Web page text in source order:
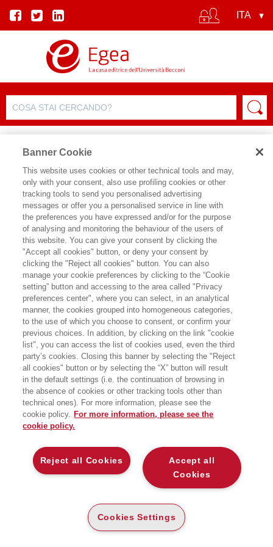
SCHEDA AUTORE
SADIQ KHAN
Sadiq Khan è il sindaco di Londra. Nato
e cresciuto a Tooting, un quartiere nel
sud della città, ha cominciato la sua
carriera come avvocato per i diritti
umani, prima di essere eletto in
Parlamento nel 2005. Ben presto
capisce che la sua vera vocazione è la
politica londinese. Eletto sindaco per la
prima volta nel 2016, nel 2021 viene
rieletto con il più alto numero di voti
mai ottenuti da un sindaco in carica.
È diventato un fervido sostenitore della
lotta contro l’inquinamento atmosferico
e il cambiamento climatico dopo aver
sviluppato una forma di asma durante
gli allenamenti per la Maratona di
Londra del 2014. Da allora la
capitale britannica è
un’eccellenza internazionale grazie alle
sue politiche climatiche all’avanguardia,
e Khan è presidente del C40, una rete
globale di quasi cento megalopoli
combattere il cambiamento climatico.
Vive ancora a Tooting, che secondo lui
è l’angolo migliore della migliore città
del mondo.
Banner Cookie
This website uses cookies or other technical tools and may,
only with your consent, also use profiling cookies or other
tracking tools to send you personalised advertising
messages or offer you a personalised service in line with
the preferences you have expressed and/or for the purpose
of analysing and monitoring the behaviour of the users of
this website. You can give your consent by clicking the
"Accept all cookies" button, or deny your consent by
clicking the "Reject all cookies" button. You can also
manage your cookie preferences by clicking to the “Cookie
setting” button and accessing to the area called "Privacy
preferences center", where you can select, in an analytical
manner, the cookies grouped into homogeneous categories,
to the use of which you choose to consent, or confirm your
previous choices. In addition, by clicking on the link "cookie
list", you can access the list of cookies used, even the third
party’s cookies. Closing this banner by selecting the "Reject
all cookies" button or by selecting the “X” button will result
in the default settings (i.e. the continuation of browsing in
the absence of cookies or other tracking tools other than
technical ones). For more information, please see the
cookie policy. For more information, please see the
cookie policy.
Accept all
Cookies
Reject all Cookies
Cookies Settings